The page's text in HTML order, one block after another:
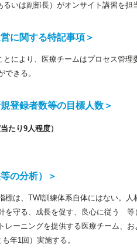
いは副部長）がオンサイト講習を担
に関する特記事項＞
により、医療チームはプロセス管
きる。
登録者数等の目標人数＞
たり9人程度）
の分析）＞
標は、TWI訓練体系自体にはない。
を守る、成長を促す、良心に従う
レーニングを提供する医療チーム、
年1回）実施する。